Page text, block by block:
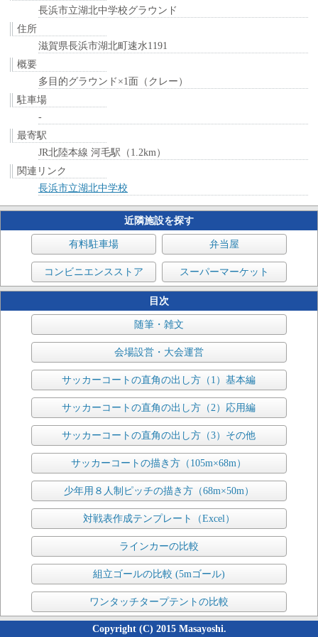
長浜市立湖北中学校グラウンド
住所
滋賀県長浜市湖北町速水1191
概要
多目的グラウンド×1面（クレー）
駐車場
-
最寄駅
JR北陸本線 河毛駅（1.2km）
関連リンク
長浜市立湖北中学校
近隣施設を探す
有料駐車場 弁当屋
コンビニエンスストア スーパーマーケット
目次
随筆・雑文
会場設営・大会運営
サッカーコートの直角の出し方（1）基本編
サッカーコートの直角の出し方（2）応用編
サッカーコートの直角の出し方（3）その他
サッカーコートの描き方（105m×68m）
少年用８人制ピッチの描き方（68m×50m）
対戦表作成テンプレート（Excel）
ラインカーの比較
組立ゴールの比較 (5mゴール)
ワンタッチタープテントの比較
Copyright (C) 2015 Masayoshi.